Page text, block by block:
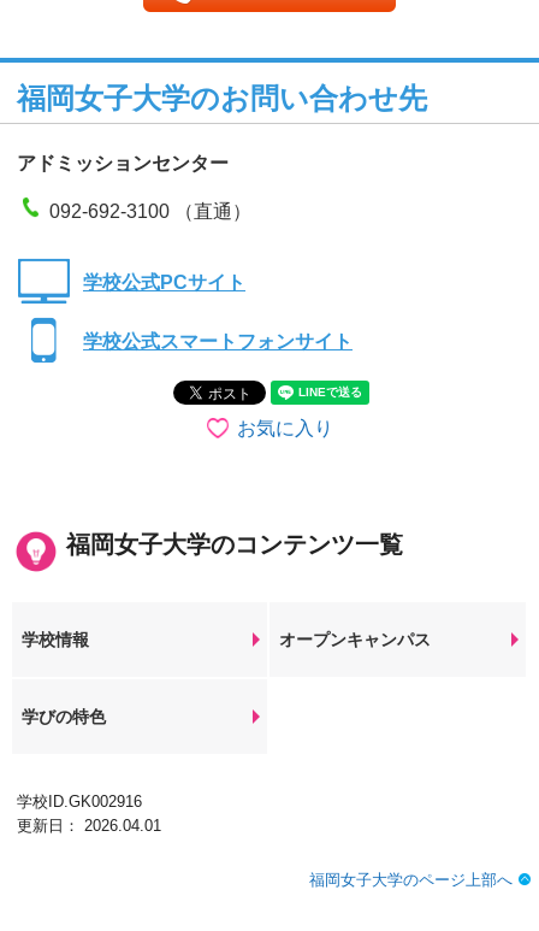
福岡女子大学のお問い合わせ先
アドミッションセンター
092-692-3100 （直通）
学校公式PCサイト
学校公式スマートフォンサイト
お気に入り
福岡女子大学のコンテンツ一覧
学校情報 オープンキャンパス
学びの特色
学校ID.GK002916
更新日： 2026.04.01
福岡女子大学のページ上部へ